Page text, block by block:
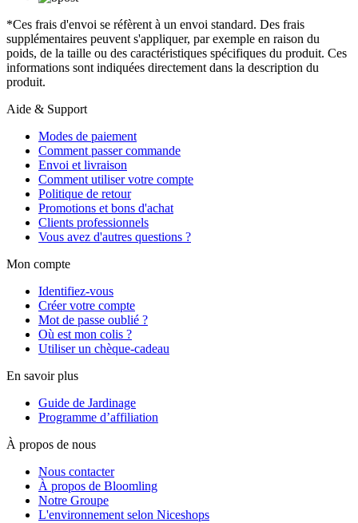
*Ces frais d'envoi se réfèrent à un envoi standard. Des frais
supplémentaires peuvent s'appliquer, par exemple en raison du
poids, de la taille ou des caractéristiques spécifiques du produit. Ces
informations sont indiquées directement dans la description du
produit.
Aide & Support
Modes de paiement
Comment passer commande
Envoi et livraison
Comment utiliser votre compte
Politique de retour
Promotions et bons d'achat
Clients professionnels
Vous avez d'autres questions ?
Mon compte
Identifiez-vous
Créer votre compte
Mot de passe oublié ?
Où est mon colis ?
Utiliser un chèque-cadeau
En savoir plus
Guide de Jardinage
Programme d’affiliation
À propos de nous
Nous contacter
À propos de Bloomling
Notre Groupe
L'environnement selon Niceshops